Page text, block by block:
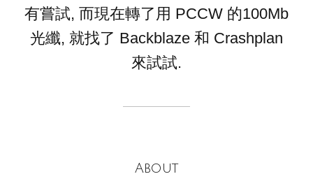
有嘗試, 而現在轉了用 PCCW 的100Mb
光纖, 就找了 Backblaze 和 Crashplan
來試試.
About